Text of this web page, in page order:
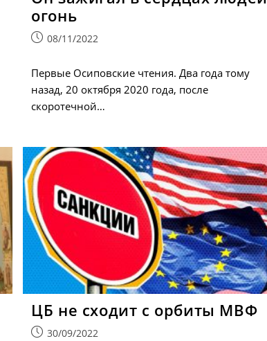
огонь
Запись08/11/2022
Первые Осиповские чтения. Два года тому
назад, 20 октября 2020 года, после
скоротечной…
ЦБ не сходит с орбиты МВФ
Запись30/09/2022